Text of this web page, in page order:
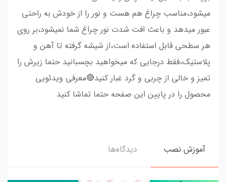
میشود،مناسب چراغ هم هست و نور را از خودش به راحتی
عبور میدهد و باعث افت شدت نور چراغ شما نمیشود،بر روی
هر سطحی قابل استفاده است،از شیشه گرفته تا آهن و
پلاستیک،فقط درجایی که میخواهید بچسبانید حتما زیرش را
تمیز و خالی از چربی و گرد غبار کنید🔴معرفی ویدئویی
محصول را در پایین این صفحه حتما تماشا کنید
آموزش نصب دیدگاه‌ها